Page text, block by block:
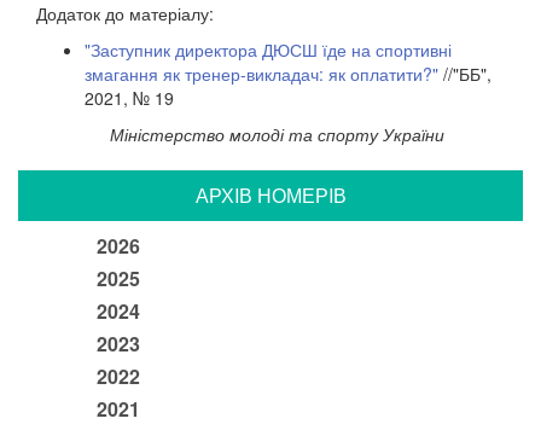
Додаток до матеріалу:
"Заступник директора ДЮСШ їде на спортивні
змагання як тренер-викладач: як оплатити?" //"ББ",
2021, № 19
Міністерство молоді та спорту України
АРХIВ НОМЕРIВ
2026
2025
2024
2023
2022
2021